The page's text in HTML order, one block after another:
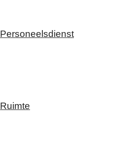
Personeelsdienst
Ruimte